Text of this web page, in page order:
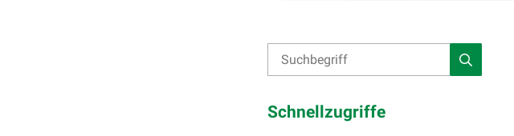
Suche
Suchbegriff
Suche
Schnellzugriffe